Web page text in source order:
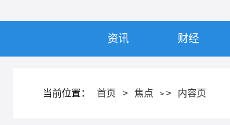
资讯 财经
当前位置： 首页 > 焦点 > > 内容页